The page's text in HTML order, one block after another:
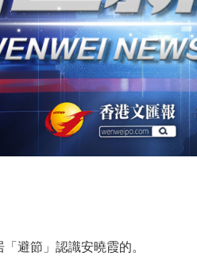
避節」認識安曉霞的。